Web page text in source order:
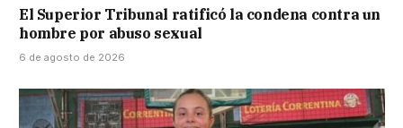
El Superior Tribunal ratificó la condena contra un
hombre por abuso sexual
6 de agosto de 2026